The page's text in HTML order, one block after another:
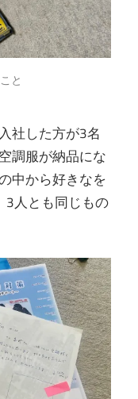
と
社した方が3名
調服が納品にな
中から好きなを
3人とも同じもの